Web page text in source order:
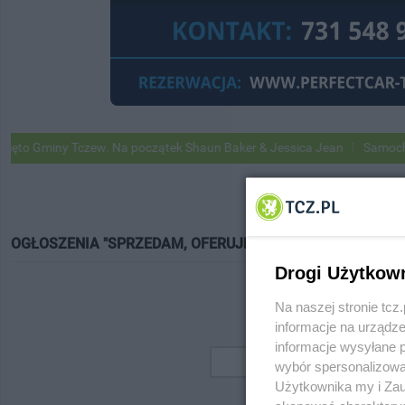
Gminy Tczew. Na początek Shaun Baker & Jessica Jean
OGŁOSZENIA "SPRZEDAM, OFERUJĘ"
Drogi
Na naszej stronie
informacje na
informacje wysyłane
wybór
Użytkownika my i